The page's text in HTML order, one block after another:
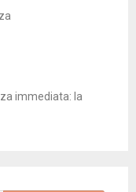
immediata: la